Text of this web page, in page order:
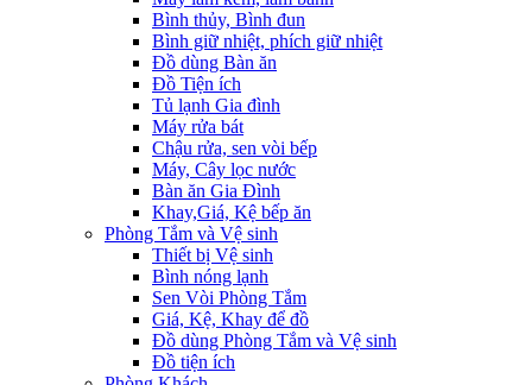
Bình thủy, Bình đun
Bình giữ nhiệt, phích giữ nhiệt
Đồ dùng Bàn ăn
Đồ Tiện ích
Tủ lạnh Gia đình
Máy rửa bát
Chậu rửa, sen vòi bếp
Máy, Cây lọc nước
Bàn ăn Gia Đình
Khay,Giá, Kệ bếp ăn
Phòng Tắm và Vệ sinh
Thiết bị Vệ sinh
Bình nóng lạnh
Sen Vòi Phòng Tắm
Giá, Kệ, Khay để đồ
Đồ dùng Phòng Tắm và Vệ sinh
Đồ tiện ích